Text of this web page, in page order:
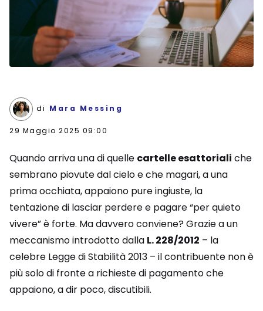
di Mara Messing
29 Maggio 2025 09:00
Quando arriva una di quelle cartelle esattoriali che
sembrano piovute dal cielo e che magari, a una
prima occhiata, appaiono pure ingiuste, la
tentazione di lasciar perdere e pagare “per quieto
vivere” è forte. Ma davvero conviene? Grazie a un
meccanismo introdotto dalla L. 228/2012 – la
celebre Legge di Stabilità 2013 – il contribuente non è
più solo di fronte a richieste di pagamento che
appaiono, a dir poco, discutibili.